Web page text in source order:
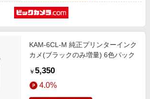
KAM-6CL-M 純正プリンターインク
カメ(ブラックのみ増量) 6色パック
￥ 5,350
4.0%